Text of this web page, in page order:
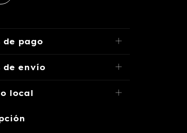
de pago
de envío
local